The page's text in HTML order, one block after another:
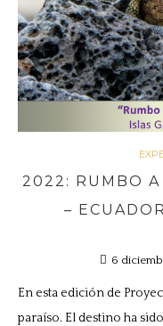
2022: RUMBO A
–
6
En esta edición de
paraíso. El destino ha